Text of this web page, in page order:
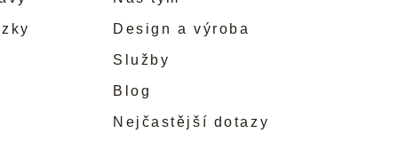
Design a výroba
Služby
Blog
Nejčastější dotazy